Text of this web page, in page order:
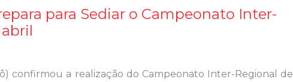
para Sediar o Campeonato Inter-
confirmou a realização do Campeonato Inter-Regional de